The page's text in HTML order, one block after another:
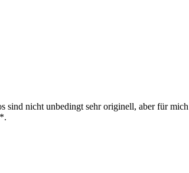
nicht unbedingt sehr originell, aber für